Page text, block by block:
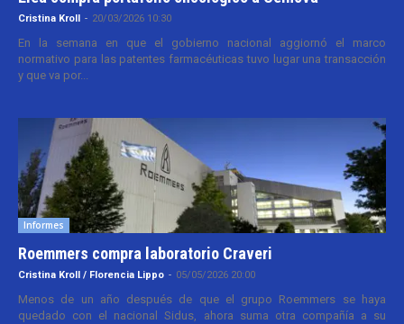
Cristina Kroll - 20/03/2026 10:30
En la semana en que el gobierno nacional aggiornó el marco
normativo para las patentes farmacéuticas tuvo lugar una transacción
y que va por...
Informes
Roemmers compra laboratorio Craveri
Cristina Kroll / Florencia Lippo - 05/05/2026 20:00
Menos de un año después de que el grupo Roemmers se haya
quedado con el nacional Sidus, ahora suma otra compañía a su